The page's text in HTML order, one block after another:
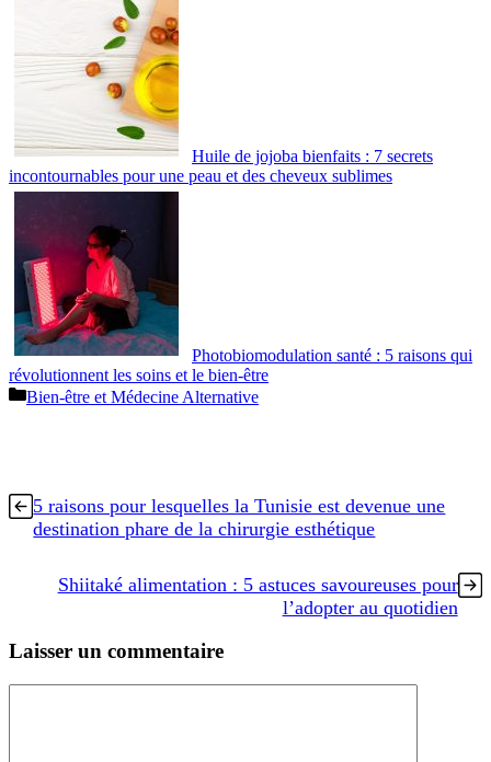
Huile de jojoba bienfaits : 7 secrets
incontournables pour une peau et des cheveux sublimes
Photobiomodulation santé : 5 raisons qui
révolutionnent les soins et le bien-être
Catégories
Bien-être et Médecine Alternative
5 raisons pour lesquelles la Tunisie est devenue une
destination phare de la chirurgie esthétique
Shiitaké alimentation : 5 astuces savoureuses pour
l’adopter au quotidien
Laisser un commentaire